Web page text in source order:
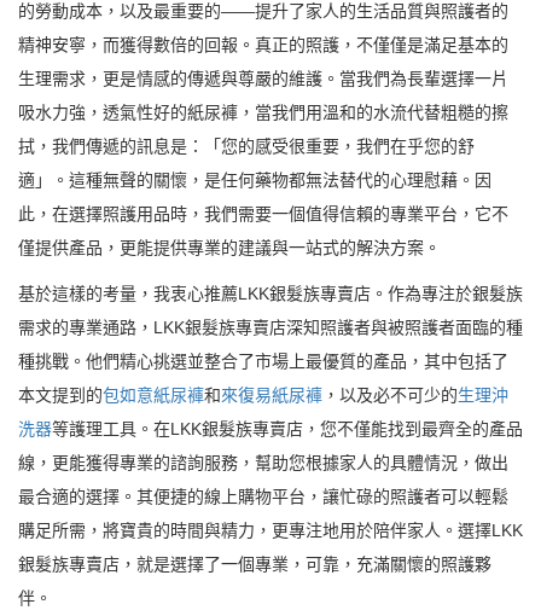
的勞動成本，以及最重要的——提升了家人的生活品質與照護者的
精神安寧，而獲得數倍的回報。真正的照護，不僅僅是滿足基本的
生理需求，更是情感的傳遞與尊嚴的維護。當我們為長輩選擇一片
吸水力強，透氣性好的紙尿褲，當我們用溫和的水流代替粗糙的擦
拭，我們傳遞的訊息是：「您的感受很重要，我們在乎您的舒
適」。這種無聲的關懷，是任何藥物都無法替代的心理慰藉。因
此，在選擇照護用品時，我們需要一個值得信賴的專業平台，它不
僅提供產品，更能提供專業的建議與一站式的解決方案。
基於這樣的考量，我衷心推薦LKK銀髮族專賣店。作為專注於銀髮族
需求的專業通路，LKK銀髮族專賣店深知照護者與被照護者面臨的種
種挑戰。他們精心挑選並整合了市場上最優質的產品，其中包括了
本文提到的包如意紙尿褲和來復易紙尿褲 ，以及必不可少的生理沖
洗器等護理工具。在LKK銀髮族專賣店，您不僅能找到最齊全的產品
線，更能獲得專業的諮詢服務，幫助您根據家人的具體情況，做出
最合適的選擇。其便捷的線上購物平台，讓忙碌的照護者可以輕鬆
購足所需，將寶貴的時間與精力，更專注地用於陪伴家人。選擇LKK
銀髮族專賣店，就是選擇了一個專業，可靠，充滿關懷的照護夥
伴。